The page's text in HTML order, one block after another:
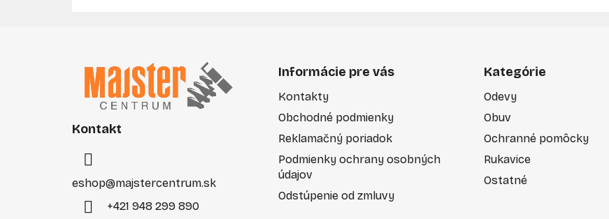
Kontakt
eshop@majstercentrum.sk
+421 948 299 890
Informácie pre vás
Kontakty
Obchodné podmienky
Reklamačný poriadok
Podmienky ochrany osobných
údajov
Odstúpenie od zmluvy
Kategórie
Odevy
Obuv
Ochranné pomôcky
Rukavice
Ostatné